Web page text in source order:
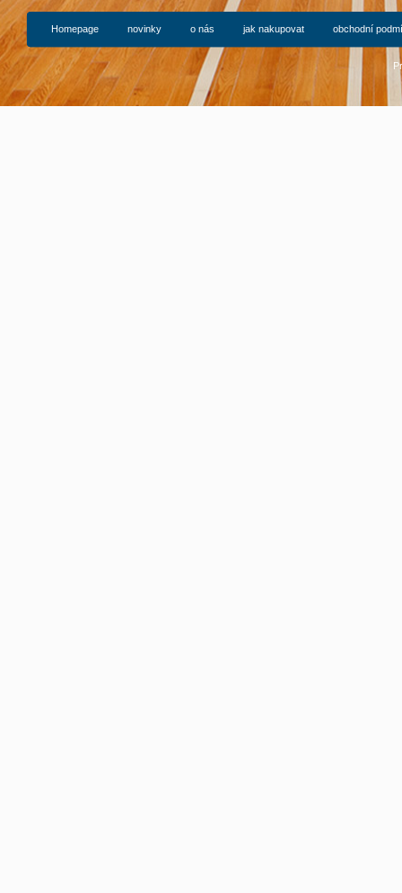
Homepage novinky o nás jak nakupovat obchodní